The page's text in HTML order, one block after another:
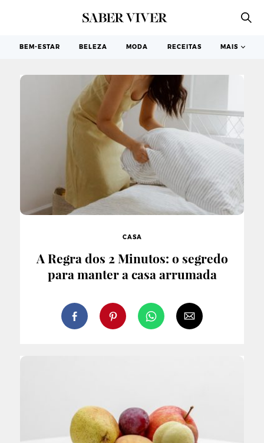
BEM-ESTAR BELEZA MODA RECEITAS MAIS
CASA
CASA
A Regra dos 2 Minutos: o segredo
para manter a casa arrumada